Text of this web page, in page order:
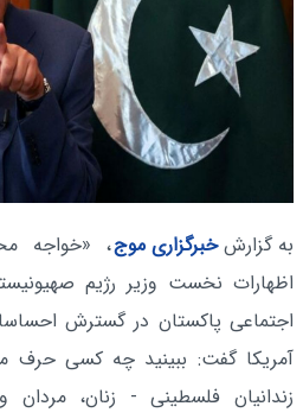
به گزارشخبرگزاری موج، «خواجه
اظهارات نخست وزیر رژیم
اجتماعی پاکستان در گسترش
آمریکا گفت: ببینید چه کسی حرف
زندانیان فلسطینی - زنان،